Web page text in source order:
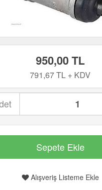
950,00 TL
791,67 TL + KDV
Alışveriş Listeme Ekle